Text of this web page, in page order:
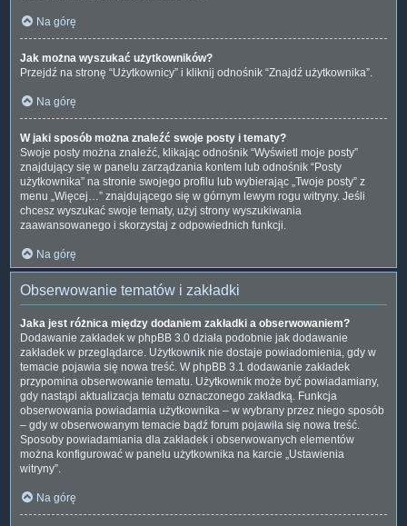
Na górę
Jak można wyszukać użytkowników?
Przejdź na stronę “Użytkownicy” i kliknij odnośnik “Znajdź użytkownika”.
Na górę
W jaki sposób można znaleźć swoje posty i tematy?
Swoje posty można znaleźć, klikając odnośnik “Wyświetl moje posty”
znajdujący się w panelu zarządzania kontem lub odnośnik “Posty
użytkownika” na stronie swojego profilu lub wybierając „Twoje posty” z
menu „Więcej…” znajdującego się w górnym lewym rogu witryny. Jeśli
chcesz wyszukać swoje tematy, użyj strony wyszukiwania
zaawansowanego i skorzystaj z odpowiednich funkcji.
Na górę
Obserwowanie tematów i zakładki
Jaka jest różnica między dodaniem zakładki a obserwowaniem?
Dodawanie zakładek w phpBB 3.0 działa podobnie jak dodawanie
zakładek w przeglądarce. Użytkownik nie dostaje powiadomienia, gdy w
temacie pojawia się nowa treść. W phpBB 3.1 dodawanie zakładek
przypomina obserwowanie tematu. Użytkownik może być powiadamiany,
gdy nastąpi aktualizacja tematu oznaczonego zakładką. Funkcja
obserwowania powiadamia użytkownika – w wybrany przez niego sposób
– gdy w obserwowanym temacie bądź forum pojawiła się nowa treść.
Sposoby powiadamiania dla zakładek i obserwowanych elementów
można konfigurować w panelu użytkownika na karcie „Ustawienia
witryny”.
Na górę